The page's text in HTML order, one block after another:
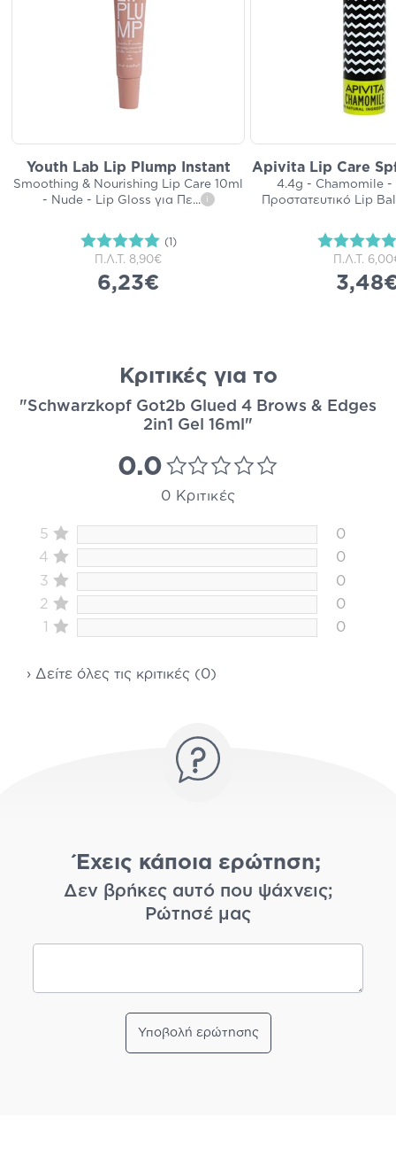
Youth Lab Lip Plump Instant
Smoothing & Nourishing Lip Care 10ml
- Nude - Lip Gloss για Πε... i
(1)
Π.Λ.Τ. 8,90€
6,23€
Apivita Lip Care
4.4g - Chamomile -
Προστατευτικό Lip
Π.Λ.Τ.
Κριτικές για το
"Schwarzkopf Got2b Glued 4 Brows & Edges
2in1 Gel 16ml"
0.0
0 Κριτικές
5
0
4
0
3
0
2
0
1
0
› Δείτε όλες τις κριτικές (0)
Έχεις κάποια ερώτηση;
Δεν βρήκες αυτό που ψάχνεις;
Ρώτησέ μας
Υποβολή ερώτησης